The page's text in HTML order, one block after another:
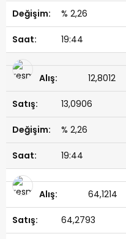
% 2,26
19:44
12,8012
13,0906
% 2,26
19:44
64,1214
64,2793